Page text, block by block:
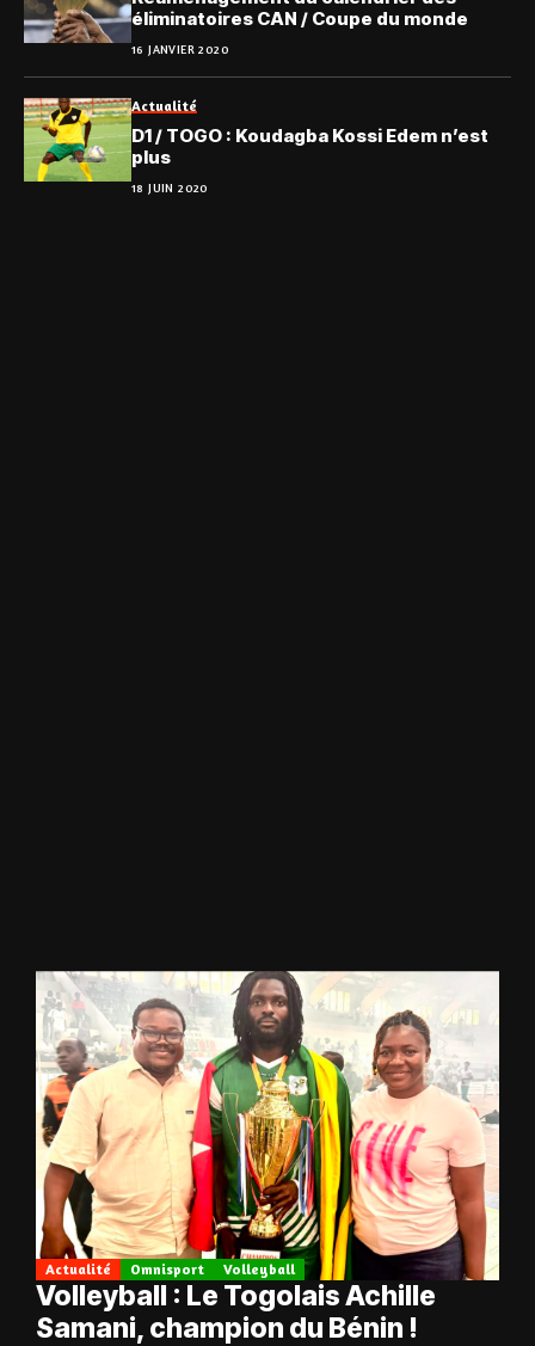
éliminatoires CAN / Coupe du monde
16 JANVIER 2020
Actualité
D1 / TOGO : Koudagba Kossi Edem n’est
plus
18 JUIN 2020
Actualité Omnisport Volleyball
Volleyball : Le Togolais Achille
Samani, champion du Bénin !